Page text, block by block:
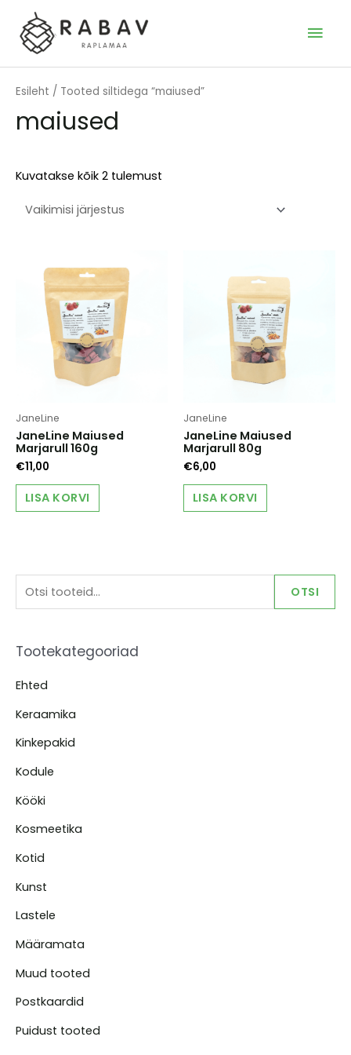
content
t
i
OTSI
Tootekategooriad
Ehted
Keraamika
Kinkepakid
Kodule
Kööki
Kosmeetika
Kotid
Kunst
Lastele
Määramata
Muud tooted
Postkaardid
Puidust tooted
Esileht / Tooted siltidega “maiused”
maiused
Kuvatakse kõik 2 tulemust
JaneLine
JaneLine Maiused
Marjarull 160g
€11,00
LISA KORVI
JaneLine
JaneLine Maiused
Marjarull 80g
€6,00
LISA KORVI